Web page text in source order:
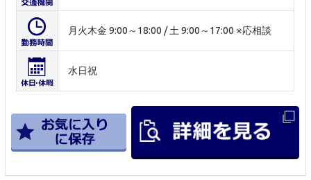
月火木金 9:00～18:00 / 土 9:00～17:00 ※応相談
水日祝